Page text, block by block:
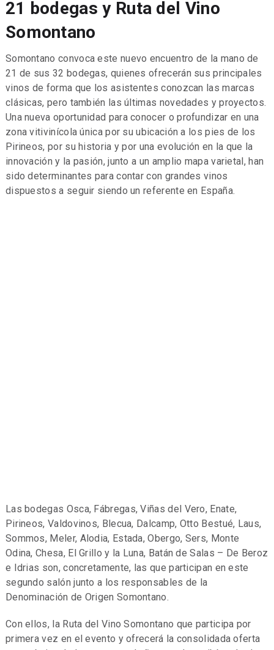
21 bodegas y Ruta del Vino
Somontano
Somontano convoca este nuevo encuentro de la mano de
21 de sus 32 bodegas, quienes ofrecerán sus principales
vinos de forma que los asistentes conozcan las marcas
clásicas, pero también las últimas novedades y proyectos.
Una nueva oportunidad para conocer o profundizar en una
zona vitivinícola única por su ubicación a los pies de los
Pirineos, por su historia y por una evolución en la que la
innovación y la pasión, junto a un amplio mapa varietal, han
sido determinantes para contar con grandes vinos
dispuestos a seguir siendo un referente en España.
Las bodegas Osca, Fábregas, Viñas del Vero, Enate,
Pirineos, Valdovinos, Blecua, Dalcamp, Otto Bestué, Laus,
Sommos, Meler, Alodia, Estada, Obergo, Sers, Monte
Odina, Chesa, El Grillo y la Luna, Batán de Salas – De Beroz
e Idrias son, concretamente, las que participan en este
segundo salón junto a los responsables de la
Denominación de Origen Somontano.
Con ellos, la Ruta del Vino Somontano que participa por
primera vez en el evento y ofrecerá la consolidada oferta